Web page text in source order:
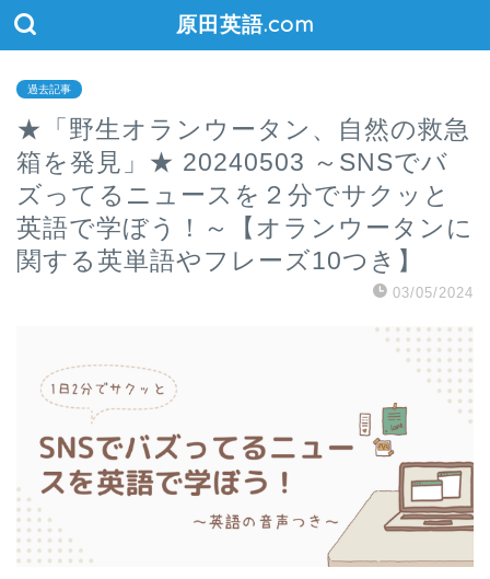
原田英語.com
過去記事
★「野生オランウータン、自然の救急
箱を発見」★ 20240503 ～SNSでバ
ズってるニュースを２分でサクッと
英語で学ぼう！～【オランウータンに
関する英単語やフレーズ10つき】
03/05/2024